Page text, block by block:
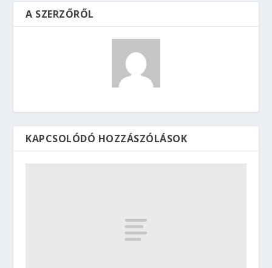
A SZERZŐRŐL
KAPCSOLÓDÓ HOZZÁSZÓLÁSOK